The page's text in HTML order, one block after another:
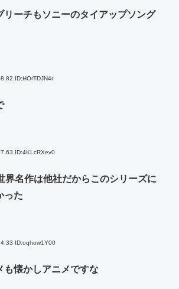
リーチもソニーのタイアップソング
ID:HOrTDJN4r
ID:4KLcRXev0
界名作は他社だからこのシリーズに
った
ID:oqhow1Y00
も懐かしアニメですな